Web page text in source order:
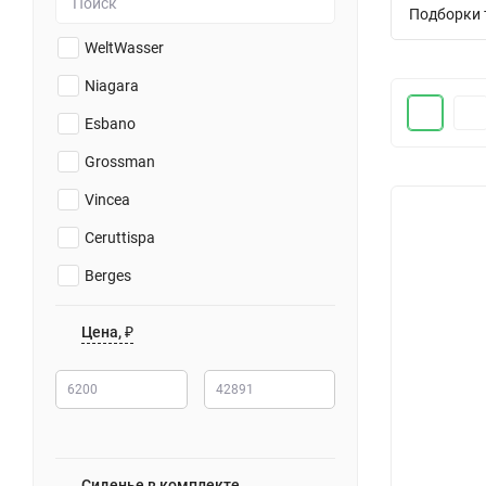
WeltWasser
Niagara
Esbano
Grossman
Vincea
Ceruttispa
Berges
Цена, ₽
Подборки